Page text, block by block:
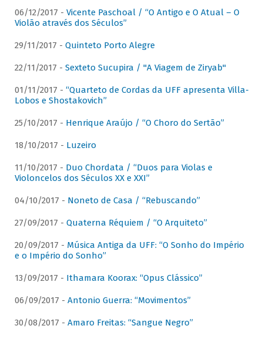
06/12/2017 - Vicente Paschoal / “O Antigo e O Atual – O
Violão através dos Séculos”
29/11/2017 - Quinteto Porto Alegre
22/11/2017 - Sexteto Sucupira / "A Viagem de Ziryab"
01/11/2017 - “Quarteto de Cordas da UFF apresenta Villa-
Lobos e Shostakovich”
25/10/2017 - Henrique Araújo / “O Choro do Sertão”
18/10/2017 - Luzeiro
11/10/2017 - Duo Chordata / “Duos para Violas e
Violoncelos dos Séculos XX e XXI”
04/10/2017 - Noneto de Casa / “Rebuscando”
27/09/2017 - Quaterna Réquiem / “O Arquiteto”
20/09/2017 - Música Antiga da UFF: “O Sonho do Império
e o Império do Sonho”
13/09/2017 - Ithamara Koorax: “Opus Clássico”
06/09/2017 - Antonio Guerra: “Movimentos”
30/08/2017 - Amaro Freitas: “Sangue Negro”